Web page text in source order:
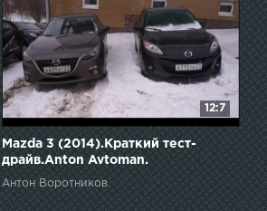
12:7
Mazda 3 (2014).Краткий тест-
драйв.Anton Avtoman.
Антон Воротников